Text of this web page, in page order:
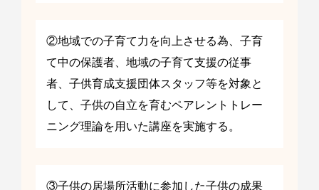
②地域での子育て力を向上させる為、子育
て中の保護者、地域の子育て支援の従事
者、子供育成支援団体スタッフ等を対象と
して、子供の自立を育むペアレントトレー
ニング理論を用いた講座を実施する。
③子供の居場所活動に参加した子供の成果